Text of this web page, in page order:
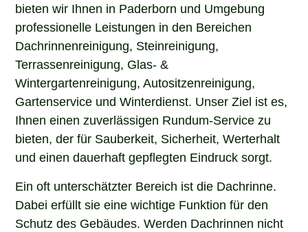
bieten wir Ihnen in Paderborn und Umgebung
professionelle Leistungen in den Bereichen
Dachrinnenreinigung, Steinreinigung,
Terrassenreinigung, Glas- &
Wintergartenreinigung, Autositzenreinigung,
Gartenservice und Winterdienst. Unser Ziel ist es,
Ihnen einen zuverlässigen Rundum-Service zu
bieten, der für Sauberkeit, Sicherheit, Werterhalt
und einen dauerhaft gepflegten Eindruck sorgt.
Ein oft unterschätzter Bereich ist die Dachrinne.
Dabei erfüllt sie eine wichtige Funktion für den
Schutz des Gebäudes. Werden Dachrinnen nicht